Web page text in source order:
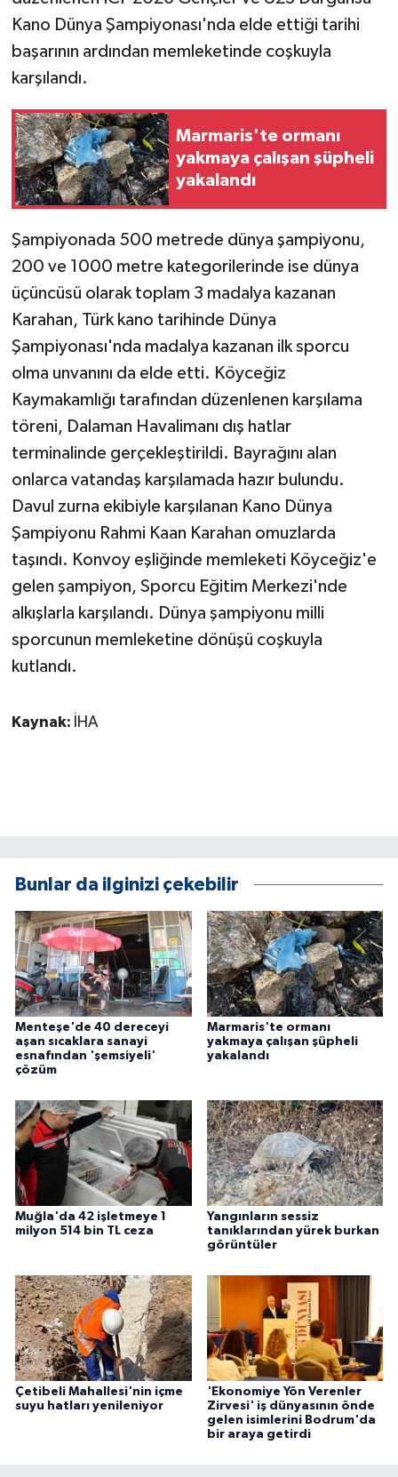
Kano Dünya Şampiyonası'nda elde ettiği tarihi
başarının ardından memleketinde coşkuyla
karşılandı.
Marmaris'te ormanı
yakmaya çalışan şüpheli
yakalandı
Şampiyonada 500 metrede dünya şampiyonu,
200 ve 1000 metre kategorilerinde ise dünya
üçüncüsü olarak toplam 3 madalya kazanan
Karahan, Türk kano tarihinde Dünya
Şampiyonası'nda madalya kazanan ilk sporcu
olma unvanını da elde etti. Köyceğiz
Kaymakamlığı tarafından düzenlenen karşılama
töreni, Dalaman Havalimanı dış hatlar
terminalinde gerçekleştirildi. Bayrağını alan
onlarca vatandaş karşılamada hazır bulundu.
Davul zurna ekibiyle karşılanan Kano Dünya
Şampiyonu Rahmi Kaan Karahan omuzlarda
taşındı. Konvoy eşliğinde memleketi Köyceğiz'e
gelen şampiyon, Sporcu Eğitim Merkezi'nde
alkışlarla karşılandı. Dünya şampiyonu milli
sporcunun memleketine dönüşü coşkuyla
kutlandı.
Kaynak: İHA
Bunlar da ilginizi çekebilir
Menteşe'de 40 dereceyi
aşan sıcaklara sanayi
esnafından 'şemsiyeli'
çözüm
Marmaris'te ormanı
yakmaya çalışan şüpheli
yakalandı
Muğla'da 42 işletmeye 1
milyon 514 bin TL ceza
Yangınların sessiz
tanıklarından yürek burkan
görüntüler
Çetibeli Mahallesi'nin içme
suyu hatları yenileniyor
'Ekonomiye Yön Verenler
Zirvesi' iş dünyasının önde
gelen isimlerini Bodrum'da
bir araya getirdi
Güvenlik
HABERDE İNSAN
İNSAN
İş Dünyası
Jandarma
Kadın
KÜLTÜR SANAT
Otomobil
POLİTİKA
SİYASET
SPOR HABERLERİ
TEKNOLOJİ